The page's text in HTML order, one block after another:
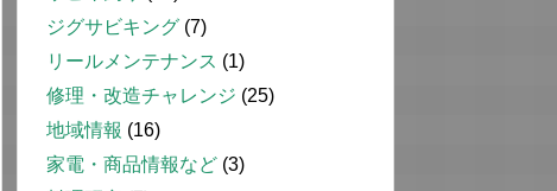
ジグサビキング (7)
リールメンテナンス (1)
修理・改造チャレンジ (25)
地域情報 (16)
家電・商品情報など (3)